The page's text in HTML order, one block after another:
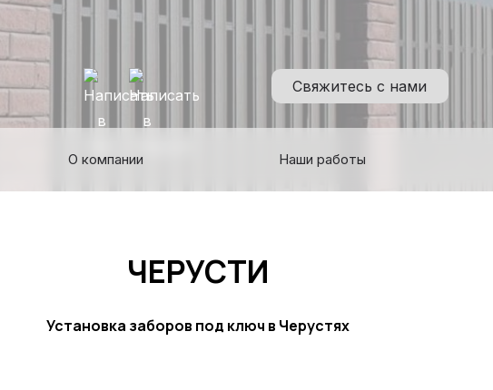
Свяжитесь с нами
О компании Наши работы
ЧЕРУСТИ
Установка заборов под ключ в Черустях